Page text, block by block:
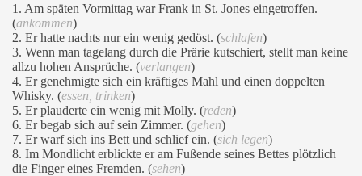
1. Am späten Vormittag war Frank in St. Jones eingetroffen.
(ankommen)
2. Er hatte nachts nur ein wenig gedöst. (schlafen)
3. Wenn man tagelang durch die Prärie kutschiert, stellt man keine
allzu hohen Ansprüche. (verlangen)
4. Er genehmigte sich ein kräftiges Mahl und einen doppelten
Whisky. (essen, trinken)
5. Er plauderte ein wenig mit Molly. (reden)
6. Er begab sich auf sein Zimmer. (gehen)
7. Er warf sich ins Bett und schlief ein. (sich legen)
8. Im Mondlicht erblickte er am Fußende seines Bettes plötzlich
die Finger eines Fremden. (sehen)